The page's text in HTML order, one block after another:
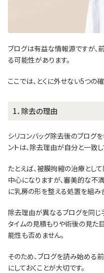
ブログは有益な情報源ですが、
る可能性があります。
ここでは、とくに外せない5つの
1．除去の理由
シリコンバッグ除去後のブログ
ントは、除去理由が自分と一致
たとえば、被膜拘縮の治療とし
中心になりますが、審美的な不
に乳房の形を整える処置を組み
除去理由が異なるブログを同じ
タイムの見積もりや術後の見
能性も否めません。
そのため、ブログを読み始める
にしておくことが大切です。